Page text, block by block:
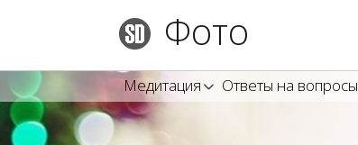
Фото
Медитация Ответы на вопросы